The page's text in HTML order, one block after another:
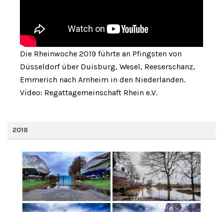
Die Rheinwoche 2019 führte an Pfingsten von
Düsseldorf über Duisburg, Wesel, Reeserschanz,
Emmerich nach Arnheim in den Niederlanden.
Video: Regattagemeinschaft Rhein e.V.
2018